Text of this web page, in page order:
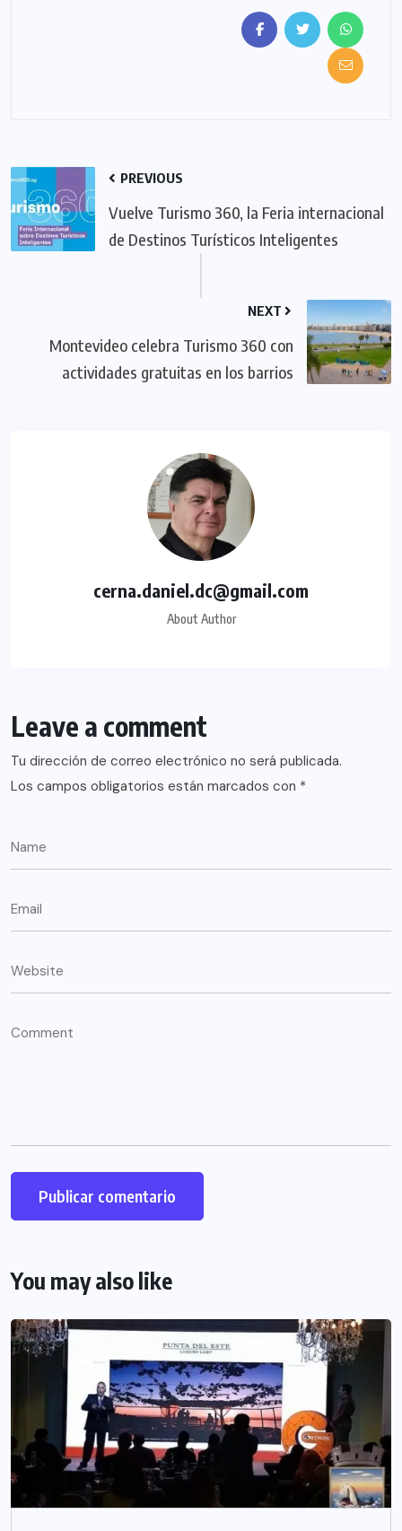
PREVIOUS
Vuelve Turismo 360, la Feria internacional
de Destinos Turísticos Inteligentes
NEXT
Montevideo celebra Turismo 360 con
actividades gratuitas en los barrios
cerna.daniel.dc@gmail.com
About Author
Leave a comment
Tu dirección de correo electrónico no será publicada.
Los campos obligatorios están marcados con *
You may also like